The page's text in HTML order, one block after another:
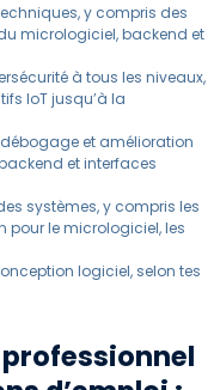
y compris des
micrologiciel, backend et
à tous les niveaux,
IoT jusqu’à la
et amélioration
et interfaces
systèmes, y compris les
pour le micrologiciel, les
logiciel, selon tes